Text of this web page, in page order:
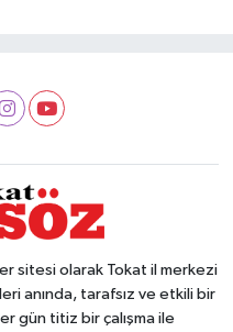
sitesi olarak Tokat il merkezi
anında, tarafsız ve etkili bir
gün titiz bir çalışma ile